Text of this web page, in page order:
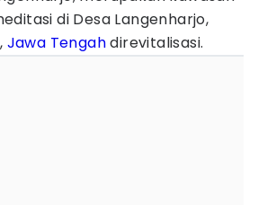
di Desa Langenharjo,
Jawa Tengahdirevitalisasi.